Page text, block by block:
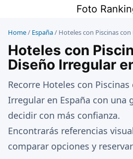
contenido
Foto
Home/ España/ Hoteles con Piscinas
Hoteles con
Diseño Irregular
Recorre Hoteles con Piscinas
Irregular en España con una
decidir con más confianza.
Encontrarás referencias
comparar opciones y